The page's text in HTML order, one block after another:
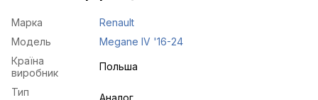
Марка
Renault
Модель
Megane IV '16-24
Країна
виробник
Польша
Тип
Аналог